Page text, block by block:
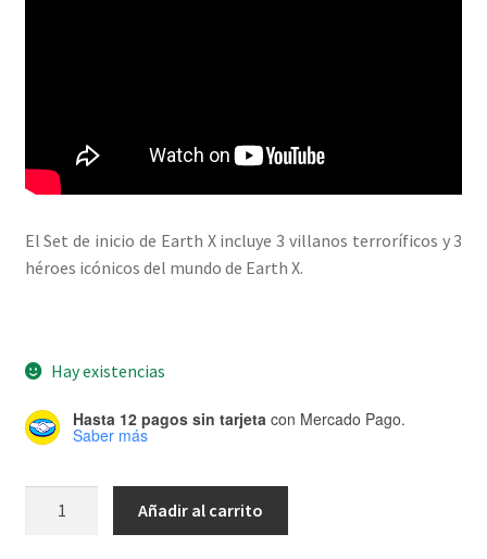
El Set de inicio de Earth X incluye 3 villanos terroríficos y 3
héroes icónicos del mundo de Earth X.
Hay existencias
Hasta 12 pagos sin tarjeta con Mercado Pago.
Saber más
Añadir al carrito